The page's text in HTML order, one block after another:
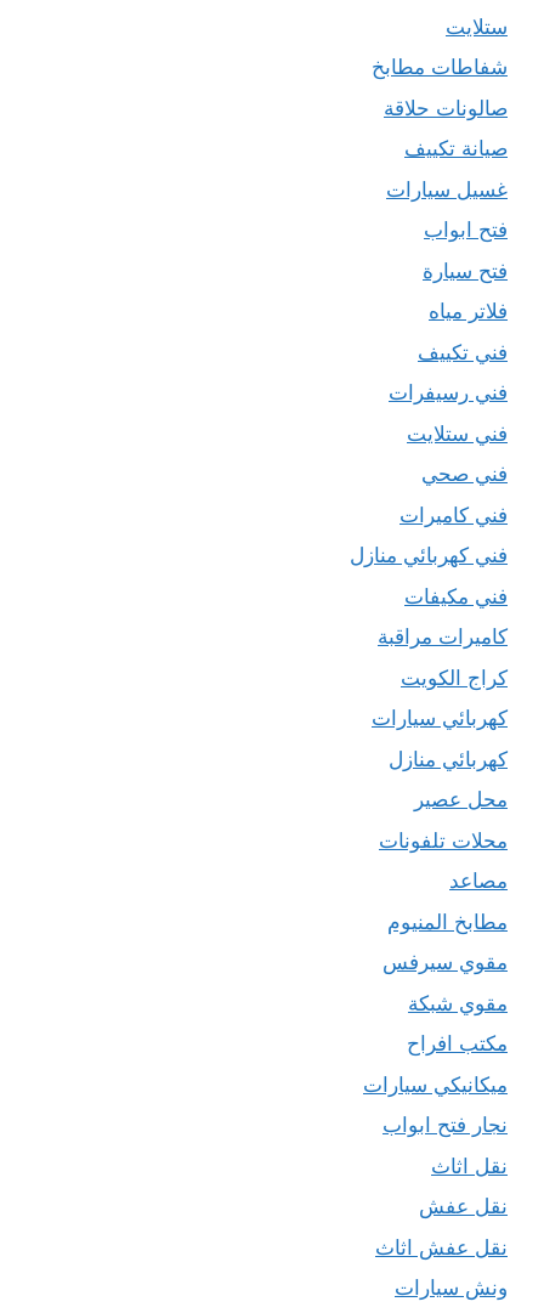
ستلايت
شفاطات مطابخ
صالونات حلاقة
صيانة تكييف
غسيل سيارات
فتح ابواب
فتح سيارة
فلاتر مياه
فني تكييف
فني رسيفرات
فني ستلايت
فني صحي
فني كاميرات
فني كهربائي منازل
فني مكيفات
كاميرات مراقبة
كراج الكويت
كهربائي سيارات
كهربائي منازل
محل عصير
محلات تلفونات
مصاعد
مطابخ المنيوم
مقوي سيرفس
مقوي شبكة
مكتب افراح
ميكانيكي سيارات
نجار فتح ابواب
نقل اثاث
نقل عفش
نقل عفش اثاث
ونش سيارات